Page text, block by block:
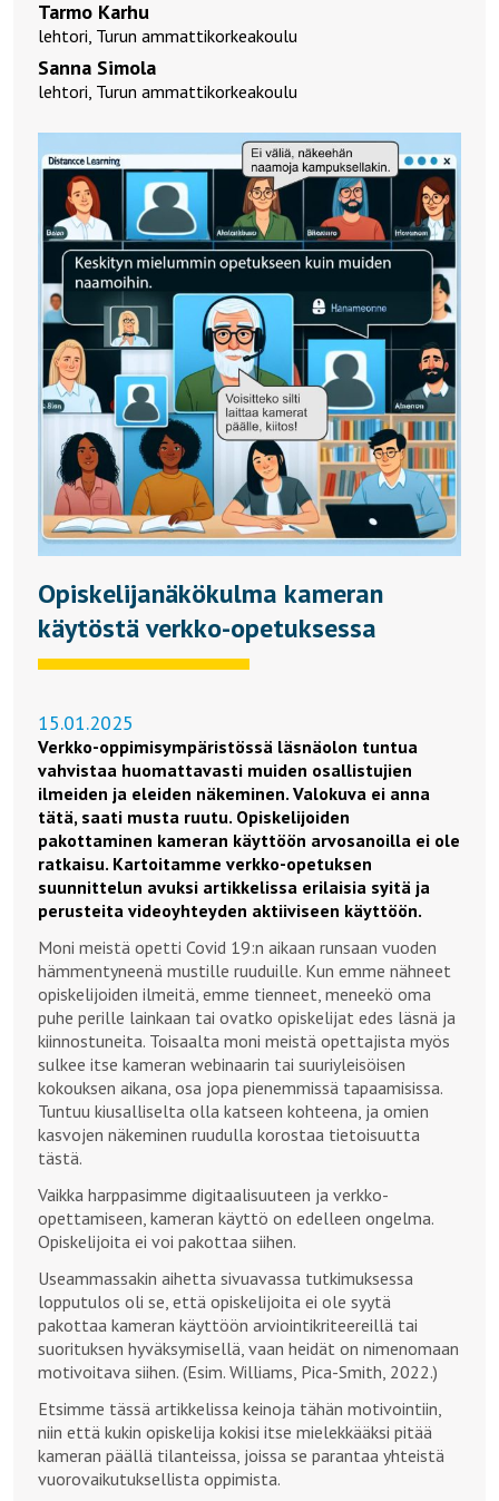
Tarmo Karhu
lehtori, Turun ammattikorkeakoulu
Sanna Simola
lehtori, Turun ammattikorkeakoulu
Opiskelijanäkökulma kameran
käytöstä verkko-opetuksessa
15.01.2025
Verkko-oppimisympäristössä läsnäolon tuntua
vahvistaa huomattavasti muiden osallistujien
ilmeiden ja eleiden näkeminen. Valokuva ei anna
tätä, saati musta ruutu. Opiskelijoiden
pakottaminen kameran käyttöön arvosanoilla ei ole
ratkaisu. Kartoitamme verkko-opetuksen
suunnittelun avuksi artikkelissa erilaisia syitä ja
perusteita videoyhteyden aktiiviseen käyttöön.
Moni meistä opetti Covid 19:n aikaan runsaan vuoden
hämmentyneenä mustille ruuduille. Kun emme nähneet
opiskelijoiden ilmeitä, emme tienneet, meneekö oma
puhe perille lainkaan tai ovatko opiskelijat edes läsnä ja
kiinnostuneita. Toisaalta moni meistä opettajista myös
sulkee itse kameran webinaarin tai suuriyleisöisen
kokouksen aikana, osa jopa pienemmissä tapaamisissa.
Tuntuu kiusalliselta olla katseen kohteena, ja omien
kasvojen näkeminen ruudulla korostaa tietoisuutta
tästä.
Vaikka harppasimme digitaalisuuteen ja verkko-
opettamiseen, kameran käyttö on edelleen ongelma.
Opiskelijoita ei voi pakottaa siihen.
Useammassakin aihetta sivuavassa tutkimuksessa
lopputulos oli se, että opiskelijoita ei ole syytä
pakottaa kameran käyttöön arviointikriteereillä tai
suorituksen hyväksymisellä, vaan heidät on nimenomaan
motivoitava siihen. (Esim. Williams, Pica-Smith, 2022.)
Etsimme tässä artikkelissa keinoja tähän motivointiin,
niin että kukin opiskelija kokisi itse mielekkääksi pitää
kameran päällä tilanteissa, joissa se parantaa yhteistä
vuorovaikutuksellista oppimista.